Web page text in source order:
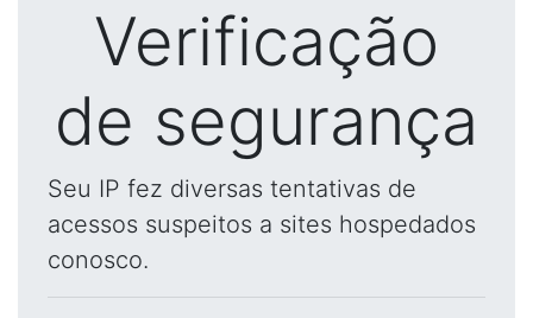
Verificação
de segurança
Seu IP fez diversas tentativas de
acessos suspeitos a sites hospedados
conosco.